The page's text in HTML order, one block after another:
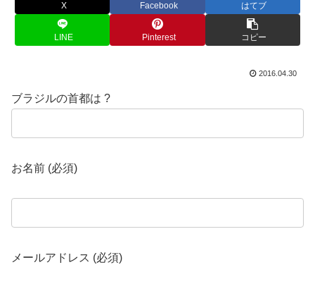
X Facebook はてブ
LINE Pinterest コピー
2016.04.30
ブラジルの首都は ?
お名前 (必須)
メールアドレス (必須)